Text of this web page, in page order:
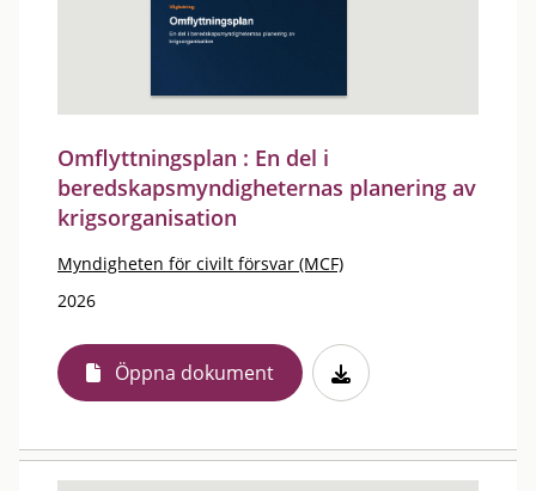
Omflyttningsplan : En del i
beredskapsmyndigheternas planering av
krigsorganisation
Myndigheten för civilt försvar (MCF)
2026
Öppna dokument